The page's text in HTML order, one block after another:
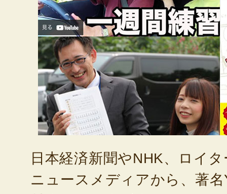
日本経済新聞やNHK、ロイ
ニュースメディアから、著